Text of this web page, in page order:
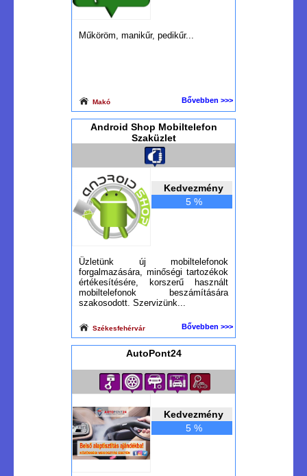
Műköröm, manikűr, pedikűr...
Makó Bővebben >>>
Android Shop Mobiltelefon
Szaküzlet
Kedvezmény
5 %
Üzletünk új mobiltelefonok
forgalmazására, minőségi tartozékok
értékesítésére, korszerű használt
mobiltelefonok beszámítására
szakosodott. Szervizünk...
Székesfehérvár Bővebben >>>
AutoPont24
Kedvezmény
5 %